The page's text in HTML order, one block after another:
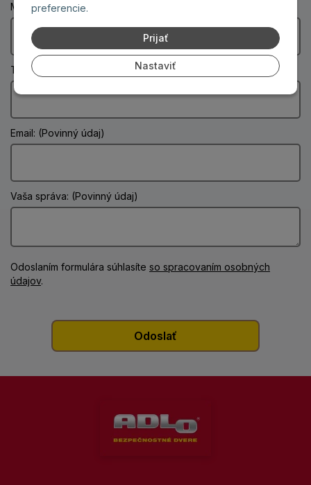
preferencie.
Prijať
Nastaviť
Mesto: (Povinný údaj)
Telefón:
Email: (Povinný údaj)
Vaša správa: (Povinný údaj)
Odoslaním formulára súhlasíte so spracovaním osobných
údajov.